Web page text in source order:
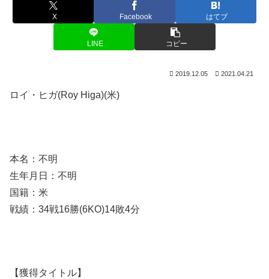
X Facebook はてブ
LINE コピー
2019.12.05 2021.04.21
ロイ・ヒガ(Roy Higa)(米)
本名：不明
生年月日：不明
国籍：米
戦績：34戦16勝(6KO)14敗4分
【獲得タイトル】